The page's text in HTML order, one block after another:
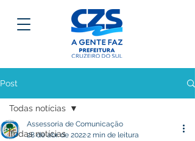
Post
Todas notícias
Todas notícias
Assessoria de Comunicação
28 de abr. de 20222 min de leitura